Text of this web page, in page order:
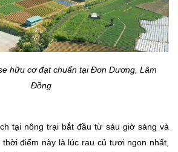
hữu cơ đạt chuẩn tại Đơn Dương, Lâm
Đồng
tại nông trại bắt đầu từ sáu giờ sáng và
điểm này là lúc rau củ tươi ngon nhất,